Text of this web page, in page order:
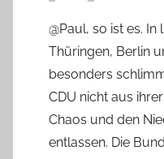
@Paul, so ist es.
Thüringen, Berlin
besonders
CDU nicht aus
Chaos und den
entlassen. Die